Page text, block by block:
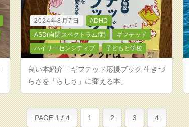
2024年8月7日
ADHD
ASD(自閉スペクトラム症)
ギフテッド
ハイリーセンシティブ
子どもと学校
良い本紹介「ギフテッド応援ブック 生きづ
らさを「らしさ」に変える本」
PAGE 1 / 4 1 2 3 4